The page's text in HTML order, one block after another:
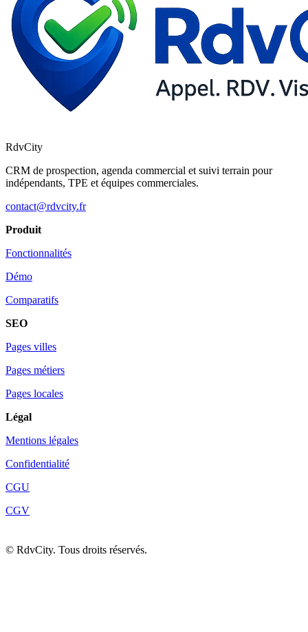
RdvCity
CRM de prospection, agenda commercial et suivi terrain pour
indépendants, TPE et équipes commerciales.
contact@rdvcity.fr
Produit
Fonctionnalités
Démo
Comparatifs
SEO
Pages villes
Pages métiers
Pages locales
Légal
Mentions légales
Confidentialité
CGU
CGV
© RdvCity. Tous droits réservés.